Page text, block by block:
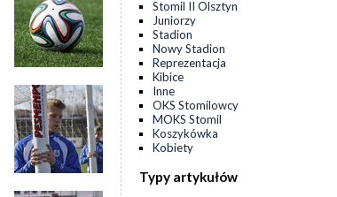
Stomil II Olsztyn
Juniorzy
Stadion
Nowy Stadion
Reprezentacja
Kibice
Inne
OKS Stomilowcy
MOKS Stomil
Koszykówka
Kobiety
Typy artykułów